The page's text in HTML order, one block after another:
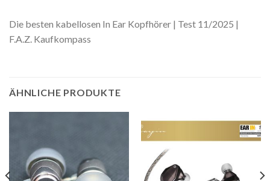
Die besten kabellosen In Ear Kopfhörer | Test 11/2025 |
F.A.Z. Kaufkompass
ÄHNLICHE PRODUKTE